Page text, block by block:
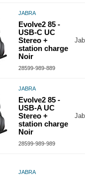
JABRA
Evolve2 85 -
USB-C UC
Stereo +
station charge
Noir
28599-989-889
JABRA
Evolve2 85 -
USB-A UC
Stereo +
station charge
Noir
28599-989-989
JABRA